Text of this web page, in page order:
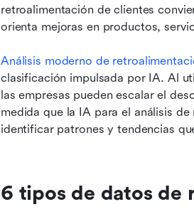
retroalimentación de clientes
orienta mejoras en productos,
Análisis moderno de
clasificación impulsada por IA. Al
las empresas pueden escalar el
medida que la IA para el análisis
identificar patrones y tendencias
6 tipos de datos de